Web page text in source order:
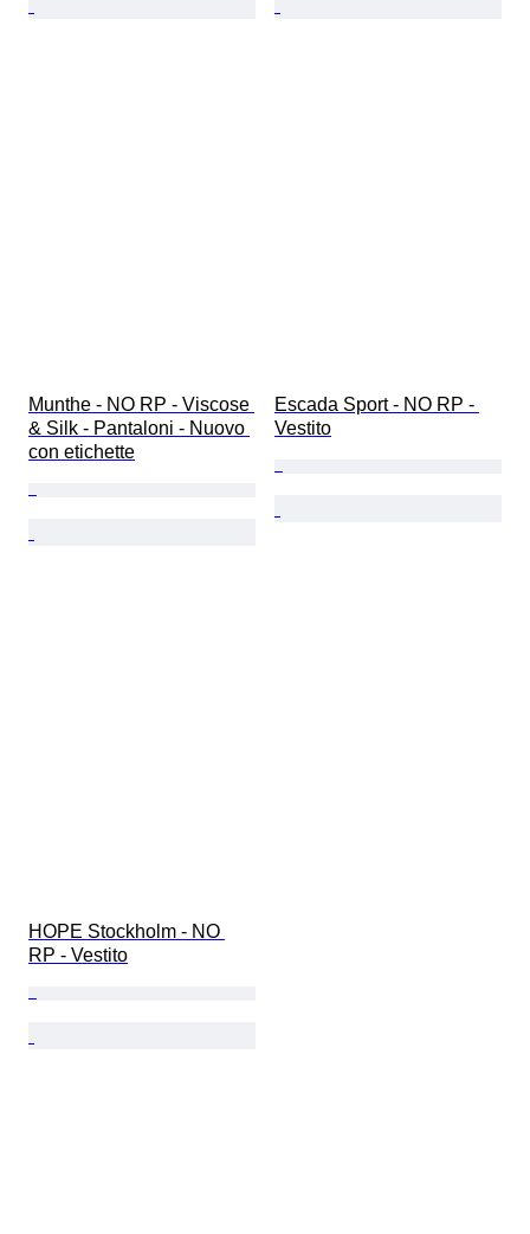
Munthe - NO RP - Viscose
& Silk - Pantaloni - Nuovo
con etichette
Escada Sport - NO RP -
Vestito
HOPE Stockholm - NO
RP - Vestito